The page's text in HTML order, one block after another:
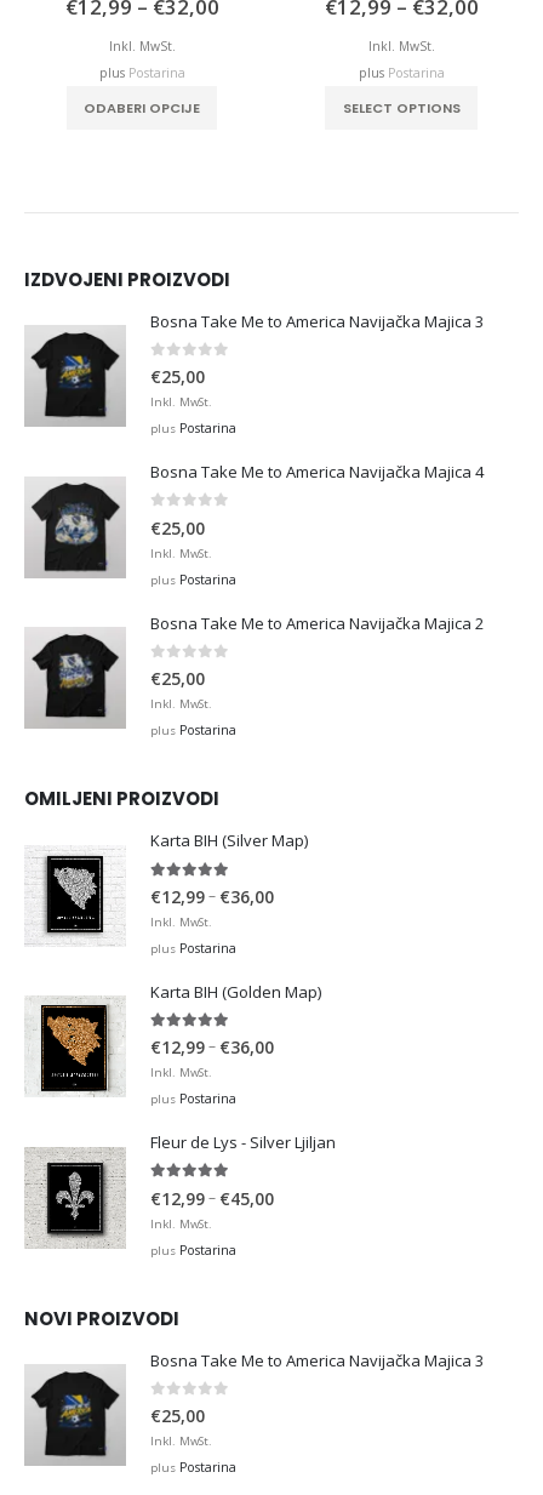
€12,99 – €32,00Price
Inkl. MwSt.
plus Postarina
ODABERI OPCIJE
€12,99 – €32,00Price
Inkl. MwSt.
plus Postarina
SELECT OPTIONS
IZDVOJENI PROIZVODI
Bosna Take Me to America Navijačka Majica 3
0 out of 5
€25,00
Inkl. MwSt.
plus Postarina
Bosna Take Me to America Navijačka Majica 4
€25,00
Inkl. MwSt.
plus Postarina
Bosna Take Me to America Navijačka Majica 2
0 out of 5
€25,00
Inkl. MwSt.
plus Postarina
OMILJENI PROIZVODI
Karta BIH (Silver Map)
€12,99– €36,00Price
€36,00
Inkl. MwSt.
plus Postarina
Karta BIH (Golden Map)
4.93out of 5
€12,99– €36,00Price
€36,00
Inkl. MwSt.
plus Postarina
Fleur de Lys - Silver Ljiljan
€12,99– €45,00Price
Inkl. MwSt.
plus Postarina
NOVI PROIZVODI
Bosna Take Me to America Navijačka Majica 3
0 out of 5
€25,00
Inkl. MwSt.
plus Postarina